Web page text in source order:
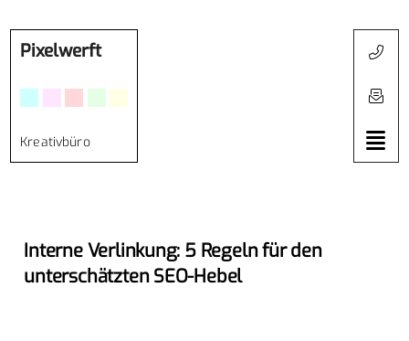
Pixelwerft
Kreativbüro
Interne Verlinkung: 5 Regeln für den
unterschätzten SEO-Hebel